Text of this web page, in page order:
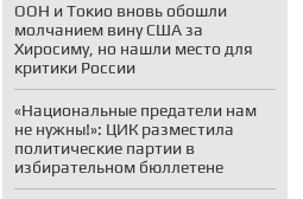
ООН и Токио вновь обошли
молчанием вину США за
Хиросиму, но нашли место для
критики России
«Национальные предатели нам
не нужны!»: ЦИК разместила
политические партии в
избирательном бюллетене